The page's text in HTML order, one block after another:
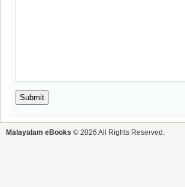
Malayalam eBooks © 2026 All Rights Reserved.